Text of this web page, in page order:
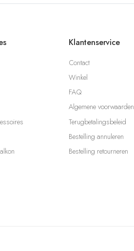
Klantenservice
Contact
Winkel
FAQ
Algemene voorwaarden
Terugbetalingsbeleid
Bestelling annuleren
Bestelling retourneren